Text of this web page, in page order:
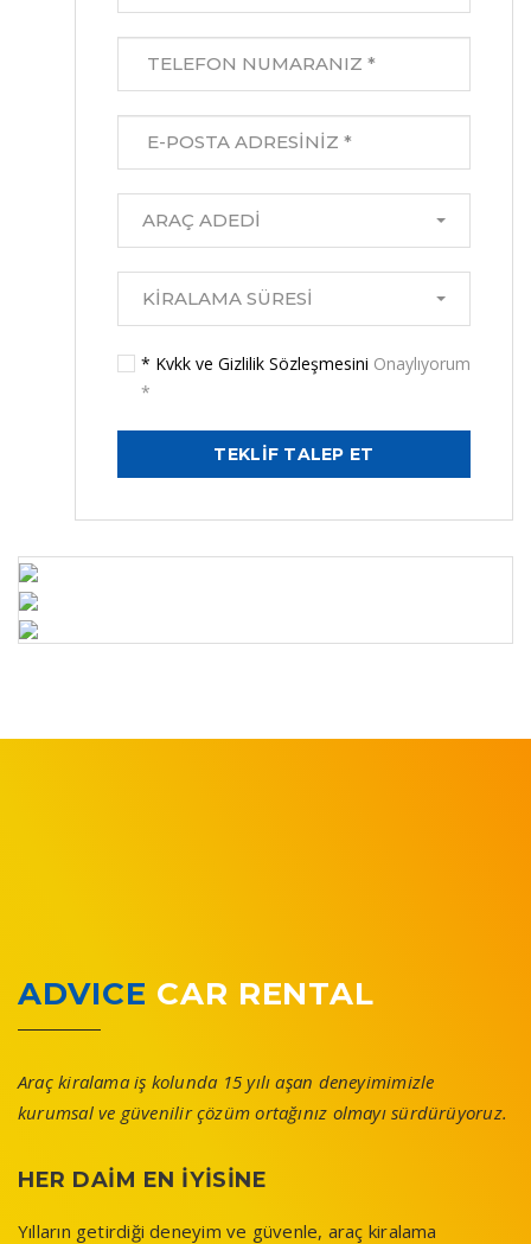
ARAÇ ADEDI
KIRALAMA SÜRESI
* Kvkk ve Gizlilik Sözleşmesini Onaylıyorum
*
TEKLİF TALEP ET
ADVICE CAR RENTAL
Araç kiralama iş kolunda 15 yılı aşan deneyimimizle
kurumsal ve güvenilir çözüm ortağınız olmayı sürdürüyoruz.
HER DAIM EN IYISINE
Yılların getirdiği deneyim ve güvenle, araç kiralama